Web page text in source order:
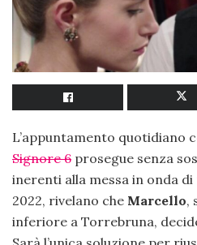
L’appuntamento quotidiano
Signore 6 prosegue senza
inerenti alla messa in onda
2022, rivelano che Marcello,
inferiore a Torrebruna,